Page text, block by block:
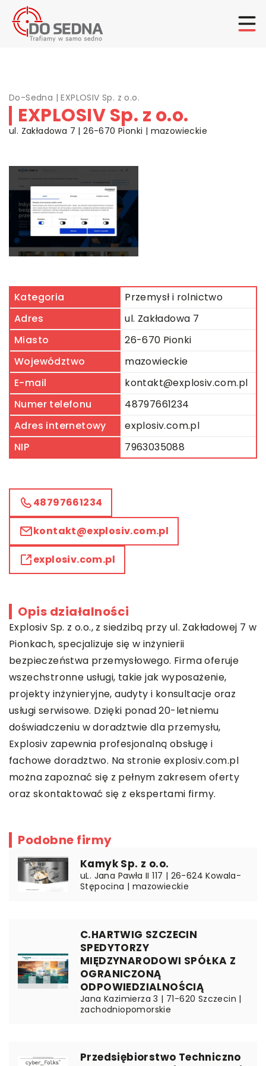
Do-Sedna |EXPLOSIV Sp. z o.o.
EXPLOSIV Sp. z o.o.
ul. Zakładowa 7 | 26-670 Pionki | mazowieckie
Kategoria
Przemysł i rolnictwo
Adres
ul. Zakładowa 7
Miasto
26-670 Pionki
Województwo
mazowieckie
E-mail
kontakt@explosiv.com.pl
Numer telefonu
48797661234
Adres internetowy
explosiv.com.pl
NIP
7963035088
48797661234
kontakt@explosiv.com.pl
explosiv.com.pl
Opis działalności
Explosiv Sp. z o.o., z siedzibą przy ul. Zakładowej 7 w
Pionkach, specjalizuje się w inżynierii
bezpieczeństwa przemysłowego. Firma oferuje
wszechstronne usługi, takie jak wyposażenie,
projekty inżynieryjne, audyty i konsultacje oraz
usługi serwisowe. Dzięki ponad 20-letniemu
doświadczeniu w doradztwie dla przemysłu,
Explosiv zapewnia profesjonalną obsługę i
fachowe doradztwo. Na stronie explosiv.com.pl
można zapoznać się z pełnym zakresem oferty
oraz skontaktować się z ekspertami firmy.
Podobne firmy
Kamyk Sp. z o.o.
uL. Jana Pawła II 117 | 26-624 Kowala-
Stępocina | mazowieckie
C.HARTWIG SZCZECIN
SPEDYTORZY
MIĘDZYNARODOWI SPÓŁKA Z
OGRANICZONĄ
ODPOWIEDZIALNOŚCIĄ
Jana Kazimierza 3 | 71-620 Szczecin |
zachodniopomorskie
Przedsiębiorstwo Techniczno